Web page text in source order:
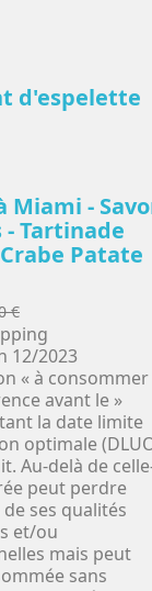
d'espelette
Miami -
- Tartinade
Patate
€
12/2023
« à consommer
avant le »
la date limite
optimale
Au-delà de
peut perdre
ses qualités
et/ou
mais peut
sans